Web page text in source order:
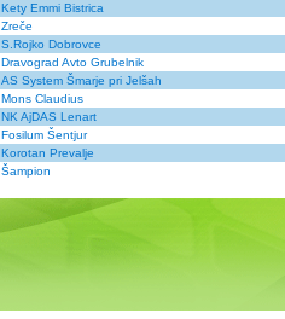
Kety Emmi Bistrica
Zreče
S.Rojko Dobrovce
Dravograd Avto Grubelnik
AS System Šmarje pri Jelšah
Mons Claudius
NK AjDAS Lenart
Fosilum Šentjur
Korotan Prevalje
Šampion